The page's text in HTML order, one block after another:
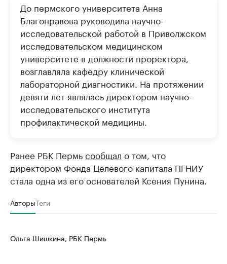
До пермского университета Анна
Благонравова руководила научно-
исследовательской работой в Приволжском
исследовательском медицинском
университете в должности проректора,
возглавляла кафедру клинической
лабораторной диагностики. На протяжении
девяти лет являлась директором научно-
исследовательского института
профилактической медицины.
Ранее РБК Пермьсообщал о том, что
директором Фонда Целевого капитала ПГНИУ
стала одна из его основателей Ксения Пунина.
АвторыТеги
Ольга Шишкина, РБК Пермь